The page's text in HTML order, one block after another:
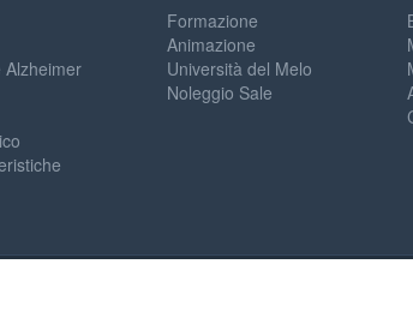
Formazione
Animazione
Università del Melo
Noleggio Sale